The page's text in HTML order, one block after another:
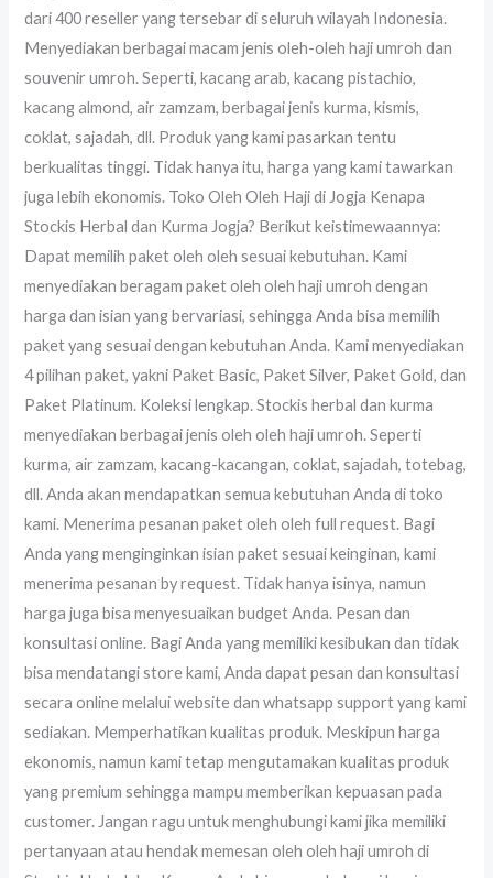
dari 400 reseller yang tersebar di seluruh wilayah Indonesia.
Menyediakan berbagai macam jenis oleh-oleh haji umroh dan
souvenir umroh. Seperti, kacang arab, kacang pistachio,
kacang almond, air zamzam, berbagai jenis kurma, kismis,
coklat, sajadah, dll. Produk yang kami pasarkan tentu
berkualitas tinggi. Tidak hanya itu, harga yang kami tawarkan
juga lebih ekonomis. Toko Oleh Oleh Haji di Jogja Kenapa
Stockis Herbal dan Kurma Jogja? Berikut keistimewaannya:
Dapat memilih paket oleh oleh sesuai kebutuhan. Kami
menyediakan beragam paket oleh oleh haji umroh dengan
harga dan isian yang bervariasi, sehingga Anda bisa memilih
paket yang sesuai dengan kebutuhan Anda. Kami menyediakan
4 pilihan paket, yakni Paket Basic, Paket Silver, Paket Gold, dan
Paket Platinum. Koleksi lengkap. Stockis herbal dan kurma
menyediakan berbagai jenis oleh oleh haji umroh. Seperti
kurma, air zamzam, kacang-kacangan, coklat, sajadah, totebag,
dll. Anda akan mendapatkan semua kebutuhan Anda di toko
kami. Menerima pesanan paket oleh oleh full request. Bagi
Anda yang menginginkan isian paket sesuai keinginan, kami
menerima pesanan by request. Tidak hanya isinya, namun
harga juga bisa menyesuaikan budget Anda. Pesan dan
konsultasi online. Bagi Anda yang memiliki kesibukan dan tidak
bisa mendatangi store kami, Anda dapat pesan dan konsultasi
secara online melalui website dan whatsapp support yang kami
sediakan. Memperhatikan kualitas produk. Meskipun harga
ekonomis, namun kami tetap mengutamakan kualitas produk
yang premium sehingga mampu memberikan kepuasan pada
customer. Jangan ragu untuk menghubungi kami jika memiliki
pertanyaan atau hendak memesan oleh oleh haji umroh di